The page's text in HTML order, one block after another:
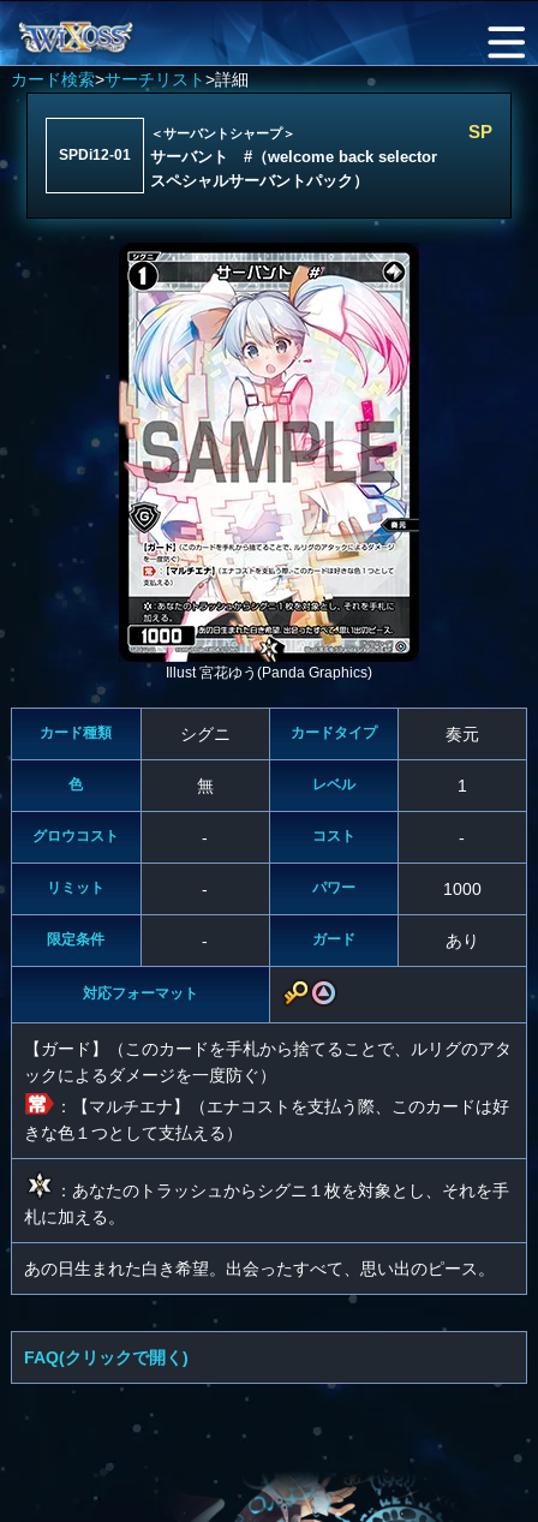
カード検索>サーチリスト>詳細
SPDi12-01
＜サーバントシャープ＞
サーバント #（welcome back selector
スペシャルサーバントパック）
SP
Illust 宮花ゆう(Panda Graphics)
カード種類 シグニ カードタイプ 奏元
色 無 レベル 1
グロウコスト - コスト -
リミット - パワー 1000
限定条件 - ガード あり
対応フォーマット
【ガード】（このカードを手札から捨てることで、ルリグのアタ
ックによるダメージを一度防ぐ）
：【マルチエナ】（エナコストを支払う際、このカードは好
きな色１つとして支払える）
：あなたのトラッシュからシグニ１枚を対象とし、それを手
札に加える。
あの日生まれた白き希望。出会ったすべて、思い出のピース。
FAQ(クリックで開く)